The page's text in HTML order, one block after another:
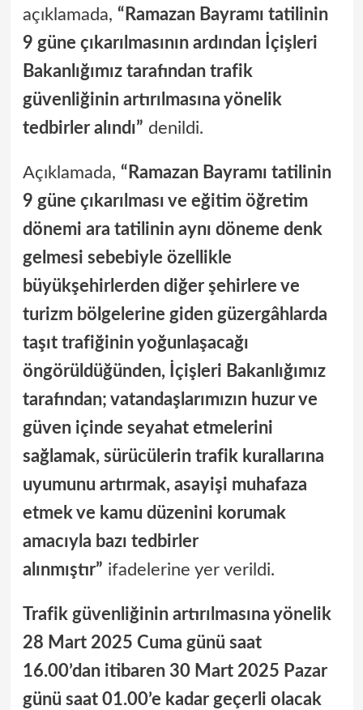
açıklamada, “Ramazan Bayramı tatilinin
9 güne çıkarılmasının ardından İçişleri
Bakanlığımız tarafından trafik
güvenliğinin artırılmasına yönelik
tedbirler alındı” denildi.
Açıklamada, “Ramazan Bayramı tatilinin
9 güne çıkarılması ve eğitim ­öğretim
dönemi ara tatilinin aynı döneme denk
gelmesi sebebiyle özellikle
büyükşehirlerden diğer şehirlere ve
turizm bölgelerine giden güzergâhlarda
taşıt trafiğinin yoğunlaşacağı
öngörüldüğünden, İçişleri Bakanlığımız
tarafından; vatandaşlarımızın huzur ve
güven içinde seyahat etmelerini
sağlamak, sürücülerin trafik kurallarına
uyumunu artırmak, asayişi muhafaza
etmek ve kamu düzenini korumak
amacıyla bazı tedbirler
alınmıştır” ifadelerine yer verildi.
Trafik güvenliğinin artırılmasına yönelik
28 Mart 2025 Cuma günü saat
16.00’dan itibaren 30 Mart 2025 Pazar
günü saat 01.00’e kadar geçerli olacak